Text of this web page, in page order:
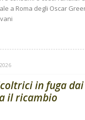
a Roma degli Oscar
in fuga dai
il ricambio